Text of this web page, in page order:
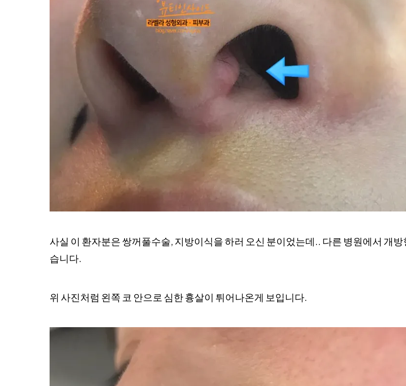
사실 이 환자분은 쌍꺼풀수술, 지방이식을 하러 오신 분이었는데.. 다른 병원에서 개
습니다.
위 사진처럼 왼쪽 코 안으로 심한 흉살이 튀어나온게 보입니다.